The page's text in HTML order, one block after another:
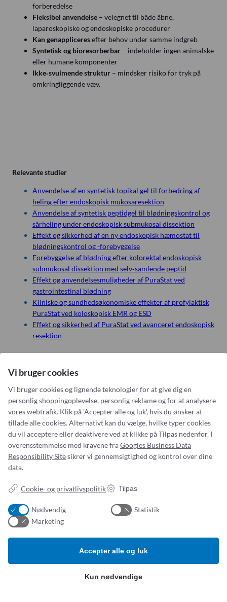
forberedelse
Fleksibel anvendelse – velegnet til både åbne,
laparoskopiske og endoskopiske procedurer
Kan genappliceresefter behov under samme indgreb
Syntetisk og bioresorberbar – indeholder ingen animalske
eller humane komponenter
Ikke‑svulmende struktur – mindsker risiko for tryk på
omkringliggende væv.
Relevante studier
Anvendelse af en syntetisk topikal gel til forbedring af
heling efter endoskopisk mukosaresektion
Anvendelse af syntetisk peptidgel til blødningskontrol og
sårheling under endoskopisk submukosal dissektion
Effekt og sikkerhed af en ny endoskopisk hæmostat til
blødningskontrol og -forebyggelse
Forebyggelse af blødning efter kolorektal endoskopisk
submukosal dissektion med selv‑samlende peptid
Effekt og anvendelsesmuligheder af PuraStat ved
gastrointestinal blødning
Kliniske og sundhedsøkonomiske effekter af profylaktisk
PuraStat ved koloskopisk EMR og ESD
Effekt og sikkerhed af PuraStat ved avanceret endoskopisk
resektion
Nyheder
Kontakt os
Vi bruger cookies
Vi bruger cookies og lignende teknologier for at give dig en
personlig shoppingoplevelse, personlig reklame og for at analysere
vores webtrafik. Klik på 'Accepter alle og luk', hvis du ønsker at
tillade alle cookies. Alternativt kan du vælge, hvilke typer cookies
du vil acceptere eller deaktivere ved at klikke på Tilpas nedenfor. I
overensstemmelse med kravene fraGoogles Business Data
Responsibility Sitesikrer vi gennemsigtighed og kontrol over dine
data.
Cookie- og privatlivspolitik Tilpas
Nødvendig
Statistik
Marketing
Kun nødvendige
Accepter alle og luk